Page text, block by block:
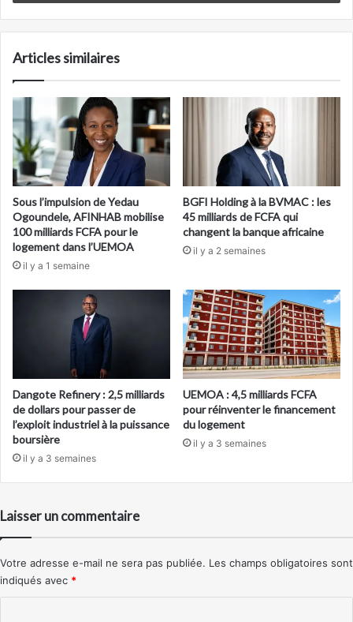
Articles similaires
Sous l’impulsion de Yedau
Ogoundele, AFINHAB mobilise
100 milliards FCFA pour le
logement dans l’UEMOA
il y a 1 semaine
BGFI Holding à la BVMAC : les
45 milliards de FCFA qui
changent la banque africaine
il y a 2 semaines
Dangote Refinery : 2,5 milliards
de dollars pour passer de
l’exploit industriel à la puissance
boursière
il y a 3 semaines
UEMOA : 4,5 milliards FCFA
pour réinventer le financement
du logement
il y a 3 semaines
Laisser un commentaire
Votre adresse e-mail ne sera pas publiée. Les champs obligatoires sont
indiqués avec *